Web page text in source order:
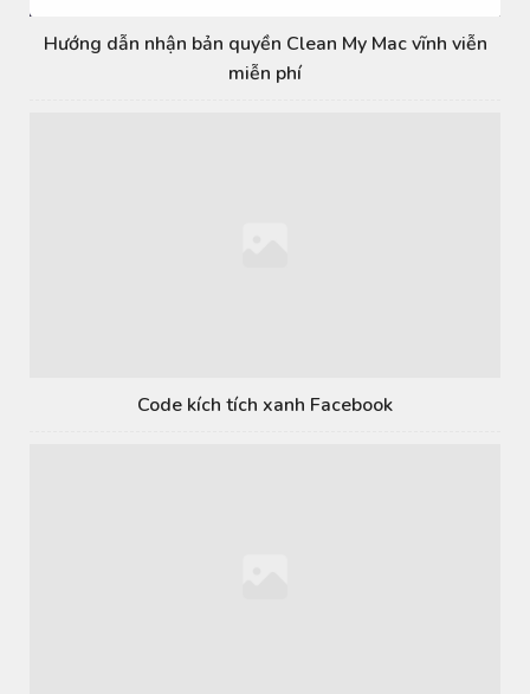
Hướng dẫn nhận bản quyền Clean My Mac vĩnh viễn
miễn phí
Code kích tích xanh Facebook